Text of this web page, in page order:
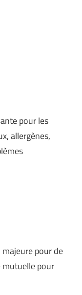
pour les
allergènes,
pour de
mutuelle pour